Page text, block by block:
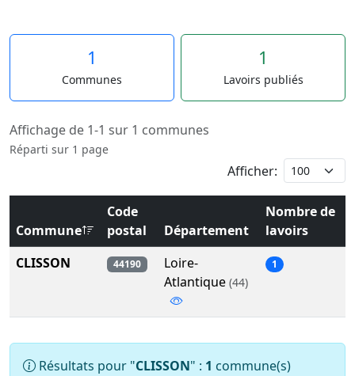
1
Communes
1
Lavoirs publiés
Affichage de 1-1 sur 1 communes
Réparti sur 1 page
Afficher:
Commune
Code
postal
Département
Nombre de
lavoirs
CLISSON
44190
Loire-
Atlantique (44)
1
Résultats pour "CLISSON" : 1 commune(s)